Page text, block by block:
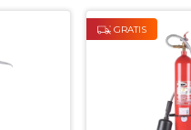
GRATIS